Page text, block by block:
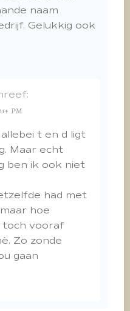
naam
Gelukkig ook
PM
t en d ligt
Maar echt
ben ik ook niet
had met
hoe
toch vooraf
Zo zonde
gaan